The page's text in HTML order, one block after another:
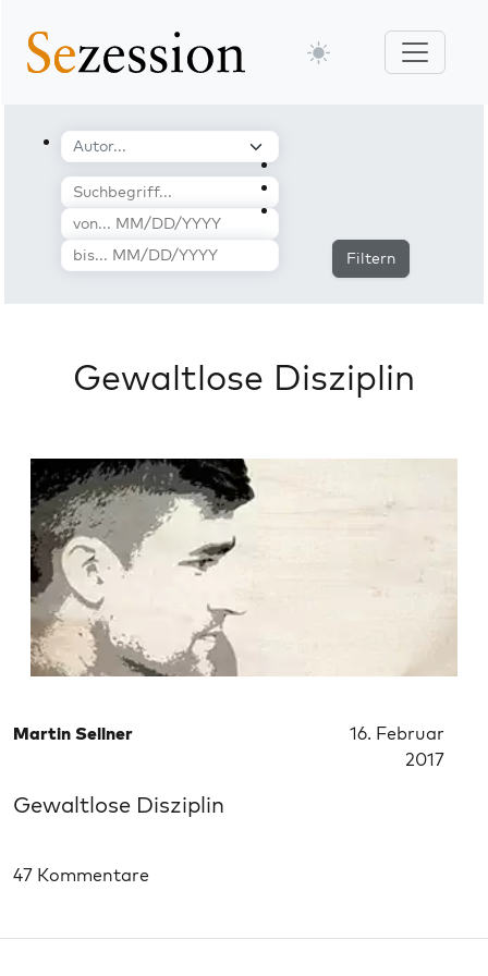
Filtern
Gewaltlose Disziplin
Martin Sellner
16. Februar
2017
Gewaltlose Disziplin
47 Kommentare